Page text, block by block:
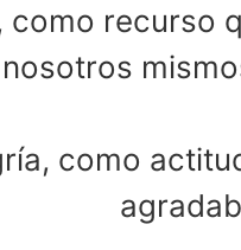
como recurso
nosotros
como